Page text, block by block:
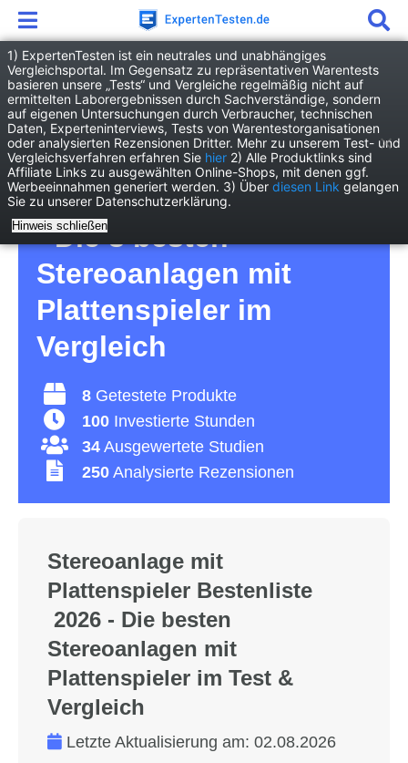
Elektronik
Audio/Hifi
Stereoanlage mit Plattenspieler
Stereoanlage mit
Plattenspieler Test 2026
• Die 8 besten
Stereoanlagen mit
Plattenspieler im
Vergleich
8 Getestete Produkte
100 Investierte Stunden
34 Ausgewertete Studien
250 Analysierte Rezensionen
Stereoanlage mit
Plattenspieler Bestenliste
2026 - Die besten
Stereoanlagen mit
Plattenspieler im Test &
Vergleich
Letzte Aktualisierung am: 02.08.2026
1) ExpertenTesten ist ein neutrales und unabhängiges
Vergleichsportal. Im Gegensatz zu repräsentativen Warentests
basieren unsere „Tests“ und Vergleiche regelmäßig nicht auf
ermittelten Laborergebnissen durch Sachverständige, sondern
auf eigenen Untersuchungen durch Verbraucher, technischen
Daten, Experteninterviews, Tests von Warentestorganisationen
oder analysierten Rezensionen Dritter. Mehr zu unserem Test- und
Vergleichsverfahren erfahren Sie hier 2) Alle Produktlinks sind
Affiliate Links zu ausgewählten Online-Shops, mit denen ggf.
Werbeeinnahmen generiert werden. 3) Über diesen Link gelangen
Sie zu unserer Datenschutzerklärung.
Hinweis schließen